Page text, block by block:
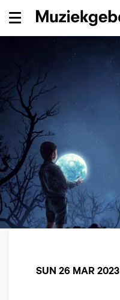
Menu
SUN 26 MAR 2023